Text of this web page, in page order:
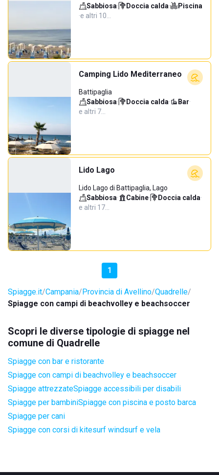
Sabbiosa· Doccia calda·
Piscina
·e altri 10…
Camping Lido Mediterraneo
Battipaglia
Sabbiosa· Doccia calda· Bar·
e altri 7…
Lido Lago
Lido Lago di Battipaglia, Lago
Sabbiosa· Cabine· Doccia calda·
e altri 17…
1
Spiagge.it Campania Provincia di Avellino Quadrelle
Spiagge con campi di beachvolley e beachsoccer
Scopri le diverse tipologie di spiagge nel
comune di Quadrelle
Spiagge con bar e ristorante
Spiagge con campi di beachvolley e beachsoccer
Spiagge attrezzateSpiagge accessibili per disabili
Spiagge per bambiniSpiagge con piscina e posto barca
Spiagge per cani
Spiagge con corsi di kitesurf windsurf e vela